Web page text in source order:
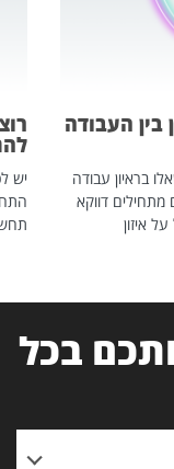
בין העבודה
בראיון עבודה
מתחילים דווקא
איזון
יש
בכל